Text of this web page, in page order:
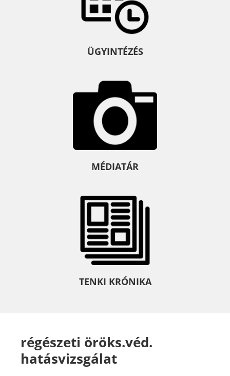
ÜGYINTÉZÉS
MÉDIATÁR
TENKI KRÓNIKA
régészeti öröks.véd.
hatásvizsgálat